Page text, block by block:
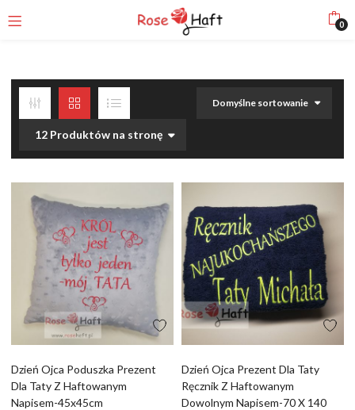
0
Domyślne sortowanie
12 Produktów na stronę
Dzień Ojca Poduszka Prezent
Dla Taty Z Haftowanym
Napisem-45x45cm
Dzień Ojca Prezent Dla Taty
Ręcznik Z Haftowanym
Dowolnym Napisem-70 X 140